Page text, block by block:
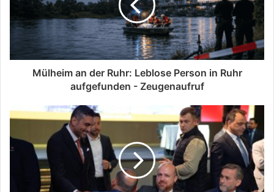
Mülheim an der Ruhr: Leblose Person in Ruhr
aufgefunden - Zeugenaufruf